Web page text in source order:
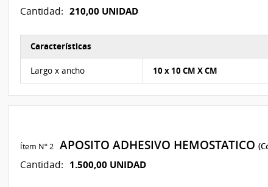
Cantidad: 210,00 UNIDAD
Características
Largo x ancho 10 x 10 CM X CM
Ítem Nº 2APOSITO ADHESIVO HEMOSTATICO
Cantidad: 1.500,00 UNIDAD